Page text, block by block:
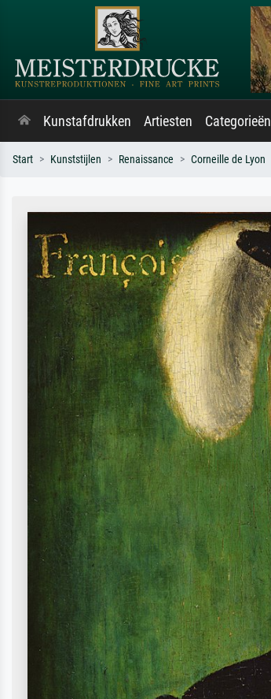
Kunstafdrukken Artiesten Categorieën
Start Kunststijlen Renaissance Corneille de Lyon